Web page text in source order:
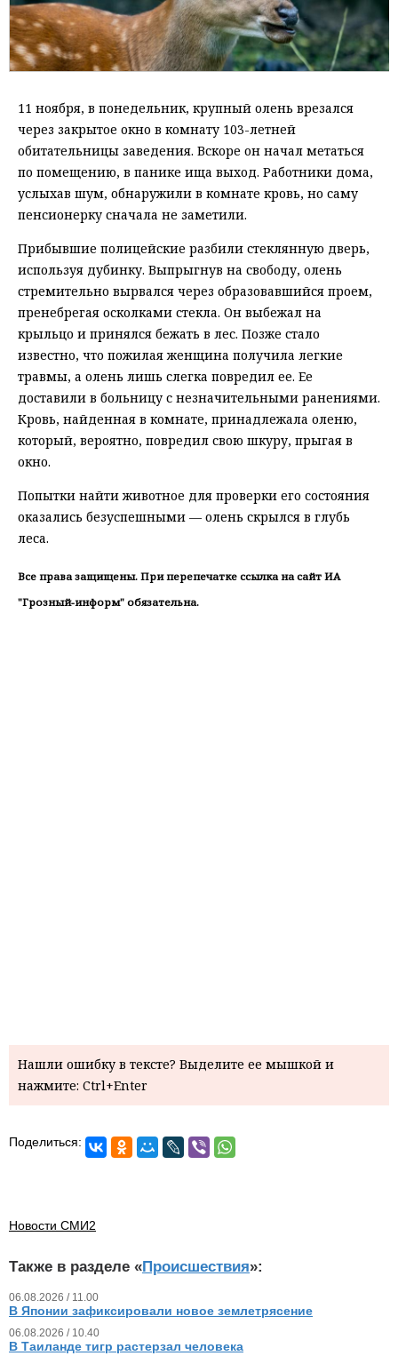
11 ноября, в понедельник, крупный олень врезался
через закрытое окно в комнату 103-летней
обитательницы заведения. Вскоре он начал метаться
по помещению, в панике ища выход. Работники дома,
услыхав шум, обнаружили в комнате кровь, но саму
пенсионерку сначала не заметили.
Прибывшие полицейские разбили стеклянную дверь,
используя дубинку. Выпрыгнув на свободу, олень
стремительно вырвался через образовавшийся проем,
пренебрегая осколками стекла. Он выбежал на
крыльцо и принялся бежать в лес. Позже стало
известно, что пожилая женщина получила легкие
травмы, а олень лишь слегка повредил ее. Ее
доставили в больницу с незначительными ранениями.
Кровь, найденная в комнате, принадлежала оленю,
который, вероятно, повредил свою шкуру, прыгая в
окно.
Попытки найти животное для проверки его состояния
оказались безуспешными — олень скрылся в глубь
леса.
Все права защищены. При перепечатке ссылка на сайт ИА
"Грозный-информ" обязательна.
Нашли ошибку в тексте? Выделите ее мышкой и
нажмите: Ctrl+Enter
Поделиться:
Новости СМИ2
Также в разделе «Происшествия»:
06.08.2026 / 11.00
В Японии зафиксировали новое землетрясение
06.08.2026 / 10.40
В Таиланде тигр растерзал человека